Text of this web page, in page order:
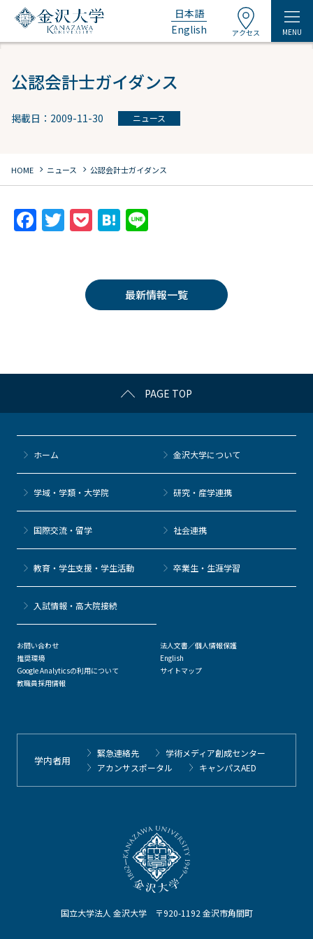
日本語
English
アクセス MENU
公認会計士ガイダンス
掲載日：2009-11-30 ニュース
HOME chevron_right ニュース chevron_right 公認会計士ガイダンス
F
k
T
er
P
k
et
H
n
a
最新情報一覧
PAGE TOP
国立大学法人 金沢大学 〒920-1192 金沢市角間町
ホーム 金沢大学について
学域・学類・大学院 研究・産学連携
国際交流・留学 社会連携
教育・学生支援・学生活動 卒業生・生涯学習
⼊試情報・高大院接続
お問い合わせ
推奨環境
Google Analyticsの利用について
教職員採用情報
法人文書／個人情報保護
English
サイトマップ
学内者用
緊急連絡先
学術メディア創成センター
アカンサスポータル
キャンパスAED